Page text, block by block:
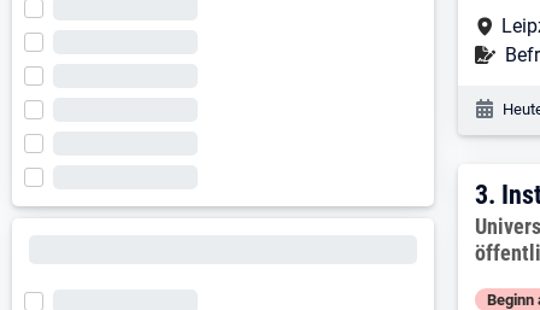
3.
3.
Beginn